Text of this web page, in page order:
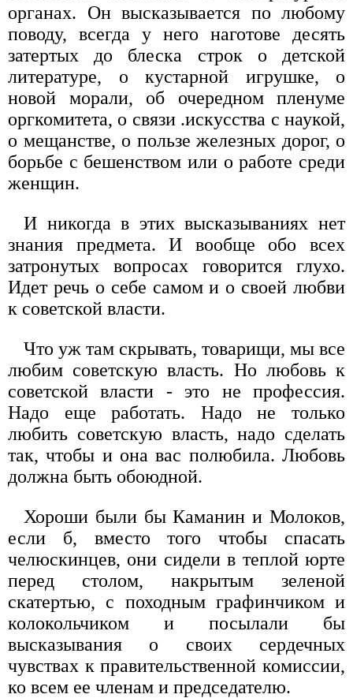
органах. Он высказывается по любому
поводу, всегда у него наготове десять
затертых до блеска строк о детской
литературе, о кустарной игрушке, о
новой морали, об очередном пленуме
оргкомитета, о связи .искусства с наукой,
о мещанстве, о пользе железных дорог, о
борьбе с бешенством или о работе среди
женщин.
И никогда в этих высказываниях нет
знания предмета. И вообще обо всех
затронутых вопросах говорится глухо.
Идет речь о себе самом и о своей любви
к советской власти.
Что уж там скрывать, товарищи, мы все
любим советскую власть. Но любовь к
советской власти - это не профессия.
Надо еще работать. Надо не только
любить советскую власть, надо сделать
так, чтобы и она вас полюбила. Любовь
должна быть обоюдной.
Хороши были бы Каманин и Молоков,
если б, вместо того чтобы спасать
челюскинцев, они сидели в теплой юрте
перед столом, накрытым зеленой
скатертью, с походным графинчиком и
колокольчиком и посылали бы
высказывания о своих сердечных
чувствах к правительственной комиссии,
ко всем ее членам и председателю.